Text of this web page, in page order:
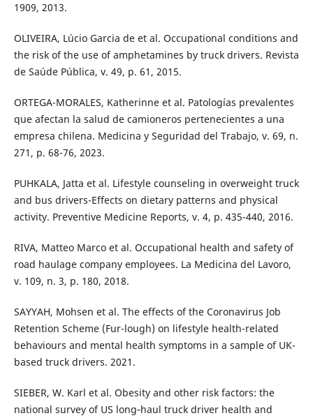
1909, 2013.
OLIVEIRA, Lúcio Garcia de et al. Occupational conditions and
the risk of the use of amphetamines by truck drivers. Revista
de Saúde Pública, v. 49, p. 61, 2015.
ORTEGA-MORALES, Katherinne et al. Patologías prevalentes
que afectan la salud de camioneros pertenecientes a una
empresa chilena. Medicina y Seguridad del Trabajo, v. 69, n.
271, p. 68-76, 2023.
PUHKALA, Jatta et al. Lifestyle counseling in overweight truck
and bus drivers-Effects on dietary patterns and physical
activity. Preventive Medicine Reports, v. 4, p. 435-440, 2016.
RIVA, Matteo Marco et al. Occupational health and safety of
road haulage company employees. La Medicina del Lavoro,
v. 109, n. 3, p. 180, 2018.
SAYYAH, Mohsen et al. The effects of the Coronavirus Job
Retention Scheme (Fur-lough) on lifestyle health-related
behaviours and mental health symptoms in a sample of UK-
based truck drivers. 2021.
SIEBER, W. Karl et al. Obesity and other risk factors: the
national survey of US long‐haul truck driver health and